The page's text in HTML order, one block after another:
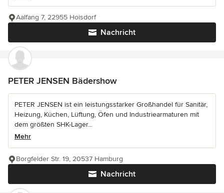
Nachricht
Aalfang 7, 22955 Hoisdorf
PETER JENSEN Bädershow
PETER JENSEN ist ein leistungsstarker Großhandel für Sanitär,
Heizung, Küchen, Lüftung, Öfen und Industriearmaturen mit
dem größten SHK-Lager...
Mehr
Nachricht
Borgfelder Str. 19, 20537 Hamburg